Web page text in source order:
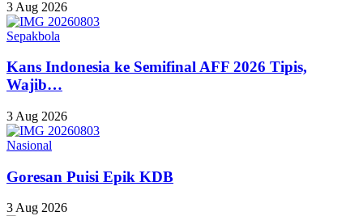
3 Aug 2026
Sepakbola
Kans Indonesia ke Semifinal AFF 2026 Tipis,
Wajib…
3 Aug 2026
Nasional
Goresan Puisi Epik KDB
3 Aug 2026